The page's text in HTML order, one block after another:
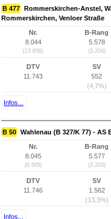
B 477 Rommerskirchen-Anstel,
Rommerskirchen, Venloer Straße
Nr.
8.044
(13.858)
B-Rang
5.578
(3.204)
DTV
11.743
SV
552
(4,7%)
Infos...
B 50 Wahlenau (B 327/K 77) -
Nr.
8.045
(6.505)
B-Rang
5.577
(3.203)
DTV
11.746
SV
1.562
(13,3%)
Infos...